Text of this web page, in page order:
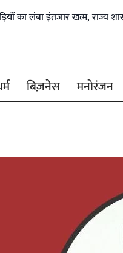
खत्म, राज्य शासन ने जारी की
बिज़नेस मनोरंजन